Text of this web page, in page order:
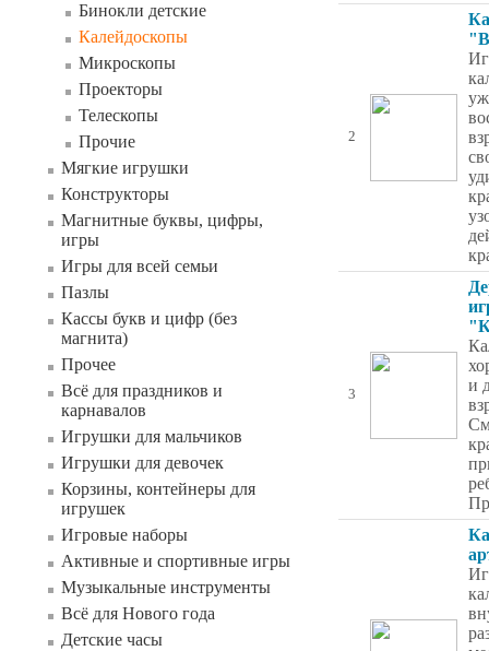
Бинокли детские
Калейдоскопы
Микроскопы
Проекторы
Телескопы
Прочие
Мягкие игрушки
Конструкторы
Магнитные буквы, цифры,
игры
Игры для всей семьи
Пазлы
Кассы букв и цифр (без
магнита)
Прочее
Всё для праздников и
карнавалов
Игрушки для мальчиков
Игрушки для девочек
Корзины, контейнеры для
игрушек
Игровые наборы
Активные и спортивные игры
Музыкальные инструменты
Всё для Нового года
Детские часы
2
3
и